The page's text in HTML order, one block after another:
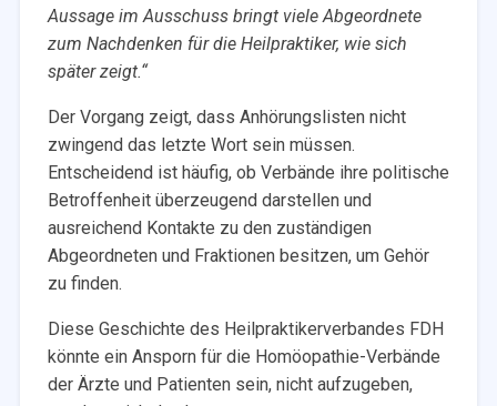
Aussage im Ausschuss bringt viele Abgeordnete
zum Nachdenken für die Heilpraktiker, wie sich
später zeigt.“
Der Vorgang zeigt, dass Anhörungslisten nicht
zwingend das letzte Wort sein müssen.
Entscheidend ist häufig, ob Verbände ihre politische
Betroffenheit überzeugend darstellen und
ausreichend Kontakte zu den zuständigen
Abgeordneten und Fraktionen besitzen, um Gehör
zu finden.
Diese Geschichte des Heilpraktikerverbandes FDH
könnte ein Ansporn für die Homöopathie-Verbände
der Ärzte und Patienten sein, nicht aufzugeben,